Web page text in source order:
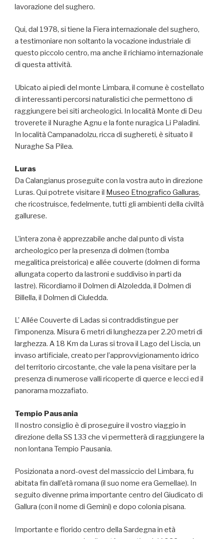
lavorazione del sughero.
Qui, dal 1978, si tiene la Fiera internazionale del sughero,
a testimoniare non soltanto la vocazione industriale di
questo piccolo centro, ma anche il richiamo internazionale
di questa attività.
Ubicato ai piedi del monte Limbara, il comune è costellato
di interessanti percorsi naturalistici che permettono di
raggiungere bei siti archeologici. In località Monte di Deu
troverete il Nuraghe Agnu e la fonte nuragica Li Paladini.
In località Campanadolzu, ricca di sughereti, è situato il
Nuraghe Sa Pilea.
Luras
Da Calangianus proseguite con la vostra auto in direzione
Luras. Qui potrete visitare il Museo Etnografico Galluras,
che ricostruisce, fedelmente, tutti gli ambienti della civiltà
gallurese.
L’intera zona è apprezzabile anche dal punto di vista
archeologico per la presenza di dolmen (tomba
megalitica preistorica) e allée couverte (dolmen di forma
allungata coperto da lastroni e suddiviso in parti da
lastre). Ricordiamo il Dolmen di Alzoledda, il Dolmen di
Billella, il Dolmen di Ciuledda.
L’ Allée Couverte di Ladas si contraddistingue per
l’imponenza. Misura 6 metri di lunghezza per 2.20 metri di
larghezza. A 18 Km da Luras si trova il Lago del Liscia, un
invaso artificiale, creato per l’approvvigionamento idrico
del territorio circostante, che vale la pena visitare per la
presenza di numerose valli ricoperte di querce e lecci ed il
panorama mozzafiato.
Tempio Pausania
Il nostro consiglio è di proseguire il vostro viaggio in
direzione della SS 133 che vi permetterà di raggiungere la
non lontana Tempio Pausania.
Posizionata a nord-ovest del massiccio del Limbara, fu
abitata fin dall’età romana (il suo nome era Gemellae). In
seguito divenne prima importante centro del Giudicato di
Gallura (con il nome di Gemini) e dopo colonia pisana.
Importante e florido centro della Sardegna in età